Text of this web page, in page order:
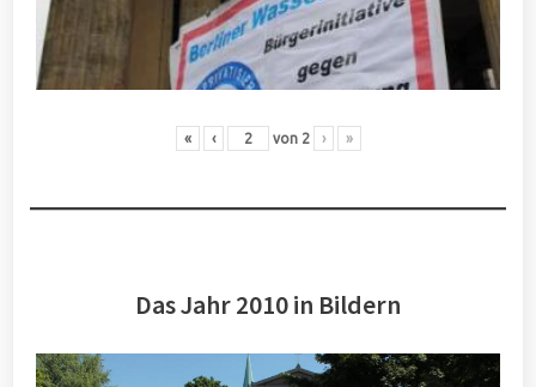
« ‹ von 2 › »
Das Jahr 2010 in Bildern